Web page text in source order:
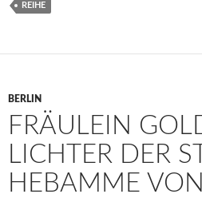
REIHE
BERLIN
FRÄULEIN
LICHTER DER
HEBAMME